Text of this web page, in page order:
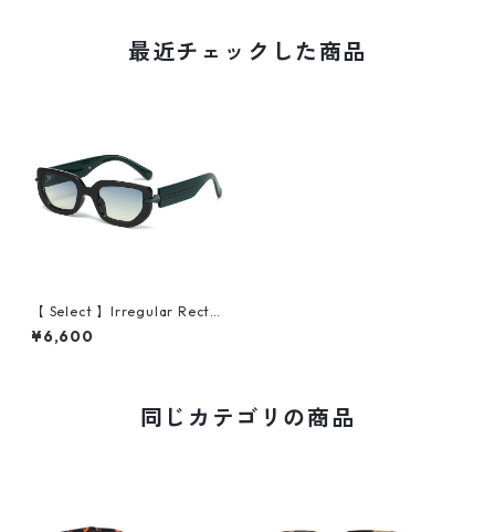
最近チェックした商品
【 Select 】Irregular Rectan
gle Cat Eye Sunglasses（Dr
Green/Gradient)
¥6,600
同じカテゴリの商品